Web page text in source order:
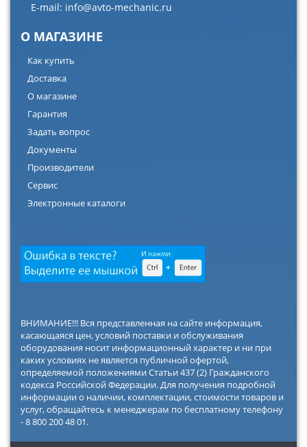
E-mail: info@avto-mechanic.ru
О МАГАЗИНЕ
Как купить
Доставка
О магазине
Гарантия
Задать вопрос
Документы
Производители
Сервис
Электронные каталоги
ВНИМАНИЕ!!! Вся представленная на сайте информация,
касающаяся цен, условий поставки и обслуживания
оборудования носит информационный характер и ни при
каких условиях не является публичной офертой,
определяемой положениями Статьи 437 (2) Гражданского
кодекса Российской Федерации. Для получения подробной
информации о наличии, комплектации, стоимости товаров и
услуг, обращайтесь к менеджерам по бесплатному телефону
- 8 800 200 48 01.